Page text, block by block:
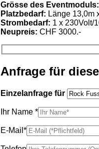
Grösse des Eventmoduls:
Platzbedarf: Länge 13,0m
Strombedarf: 1 x 230Volt/
Neupreis: CHF 3000.-
Anfrage für
Einzelanfrage für
Ihr Name *
E-Mail*